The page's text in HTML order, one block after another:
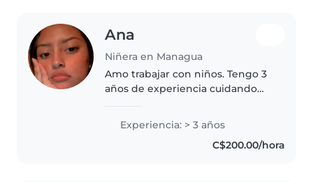
Ana
Niñera en Managua
Amo trabajar con niños. Tengo 3
años de experiencia cuidando
y niños pequeños. ¡Tengo
muchas ganas de cuidar de sus
hijos! Puedes contactarme si
Experiencia: > 3 años
C$200.00/hora